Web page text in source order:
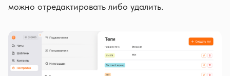
можно отредактировать либо удалить.